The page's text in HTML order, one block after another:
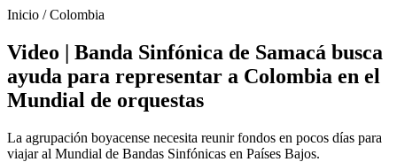
Inicio /Colombia
Video | Banda Sinfónica de Samacá busca
ayuda para representar a Colombia en el
Mundial de orquestas
La agrupación boyacense necesita reunir fondos en pocos días para
viajar al Mundial de Bandas Sinfónicas en Países Bajos.